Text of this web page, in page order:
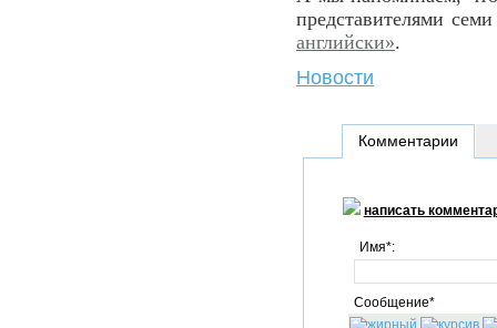
представителями
английски».
Новости
Комментарии
написать
Имя*:
Сообщение*